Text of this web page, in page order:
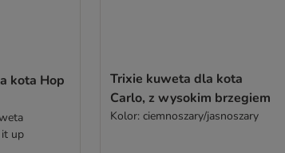
kota Hop
it up
Trixie kuweta dla kota
Carlo, z wysokim brzegiem
Kolor: ciemnoszary/jasnoszary